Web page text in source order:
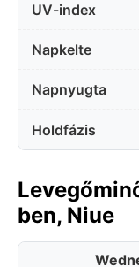
UV-index
Napkelte
Napnyugta
Holdfázis
ben, Niue